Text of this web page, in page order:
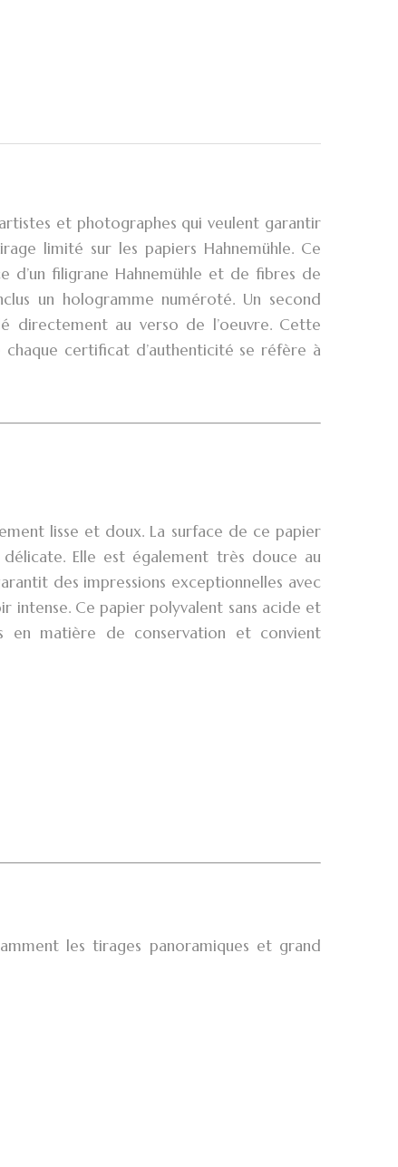
et photographes qui veulent garantir
limité sur les papiers Hahnemühle. Ce
d’un filigrane Hahnemühle et de fibres de
un hologramme numéroté. Un second
directement au verso de l’oeuvre. Cette
certificat d’authenticité se réfère à
lisse et doux. La surface de ce papier
Elle est également très douce au
des impressions exceptionnelles avec
intense. Ce papier polyvalent sans acide et
en matière de conservation et convient
les tirages panoramiques et grand